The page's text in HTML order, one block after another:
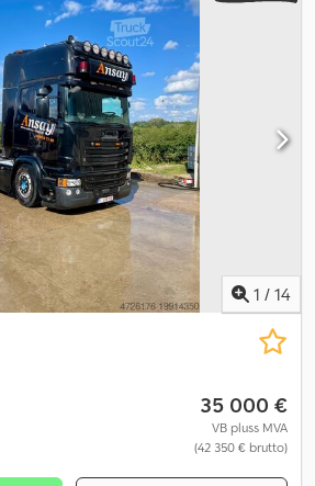
1 / 14
35 000 €
VB pluss MVA
(42 350 € brutto)